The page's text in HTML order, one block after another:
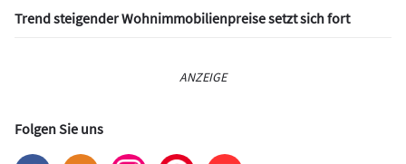
Trend steigender Wohnimmobilienpreise setzt sich fort
ANZEIGE
Folgen Sie uns